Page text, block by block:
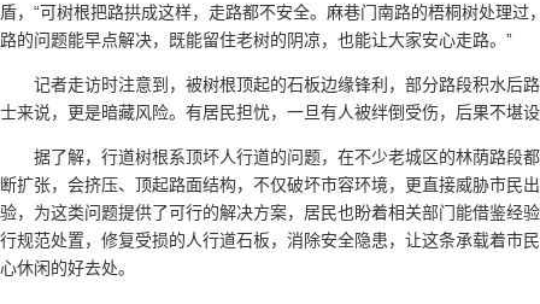
盾，“可树根把路拱成这样，走路都不安全。麻巷门南路的梧桐树处理过
路的问题能早点解决，既能留住老树的阴凉，也能让大家安心走路。”
记者走访时注意到，被树根顶起的石板边缘锋利，部分路段积水后
士来说，更是暗藏风险。有居民担忧，一旦有人被绊倒受伤，后果不堪
据了解，行道树根系顶坏人行道的问题，在不少老城区的林荫路段
断扩张，会挤压、顶起路面结构，不仅破坏市容环境，更直接威胁市民
验，为这类问题提供了可行的解决方案，居民也盼着相关部门能借鉴经
行规范处置，修复受损的人行道石板，消除安全隐患，让这条承载着市
心休闲的好去处。